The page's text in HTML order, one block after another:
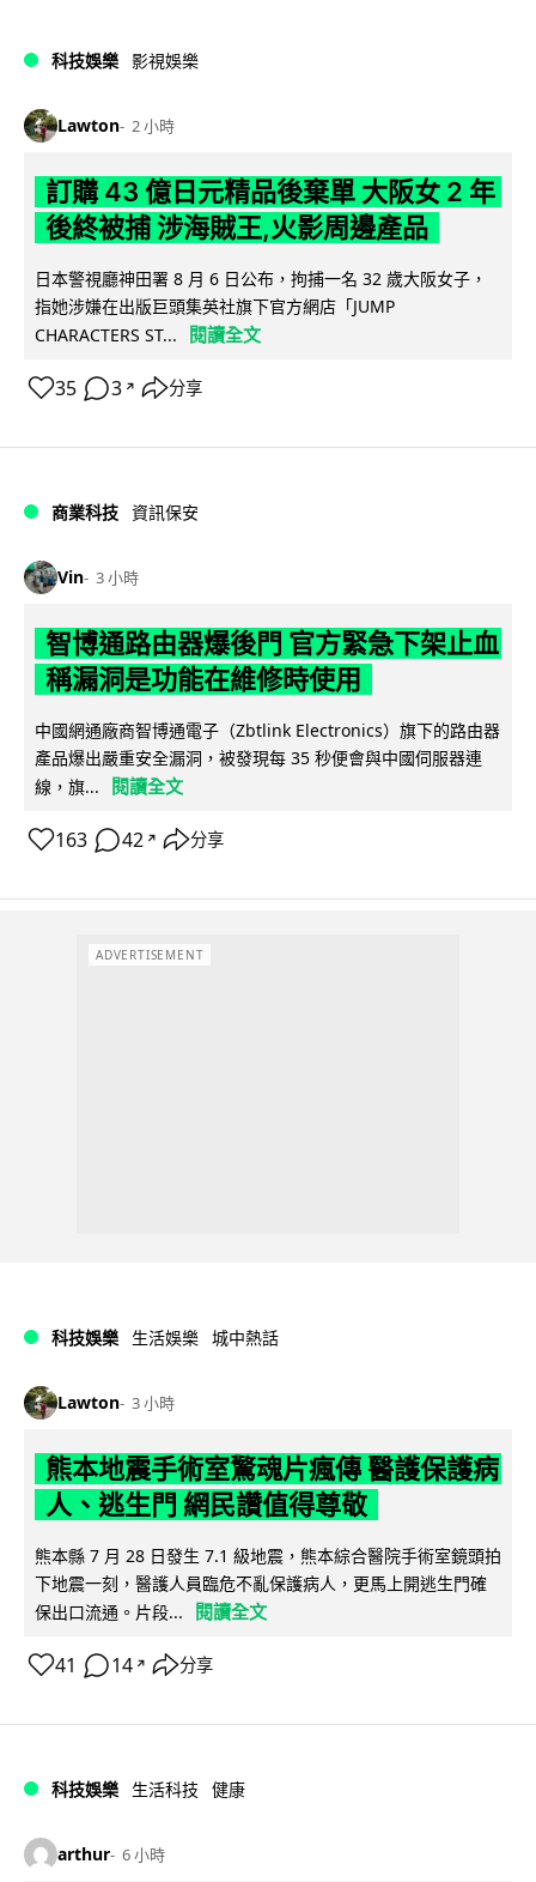
科技娛樂 影視娛樂
Lawton 2 小時
訂購 43 億日元精品後棄單 大阪女 2 年
後終被捕 涉海賊王,火影周邊產品
日本警視廳神田署 8 月 6 日公布，拘捕一名 32 歲大阪女子，
指她涉嫌在出版巨頭集英社旗下官方網店「JUMP
CHARACTERS ST...
閱讀全文
35 3 ↗ 分享
商業科技 資訊保安
Vin 3 小時
智博通路由器爆後門 官方緊急下架止血
稱漏洞是功能在維修時使用
中國網通廠商智博通電子（Zbtlink Electronics）旗下的路由器
產品爆出嚴重安全漏洞，被發現每 35 秒便會與中國伺服器連
線，旗...
閱讀全文
163 42 ↗ 分享
ADVERTISEMENT
科技娛樂 生活娛樂 城中熱話
Lawton 3 小時
熊本地震手術室驚魂片瘋傳 醫護保護病
人、逃生門 網民讚值得尊敬
熊本縣 7 月 28 日發生 7.1 級地震，熊本綜合醫院手術室鏡頭拍
下地震一刻，醫護人員臨危不亂保護病人，更馬上開逃生門確
保出口流通。片段...
閱讀全文
41 14 ↗ 分享
科技娛樂 生活科技 健康
arthur 6 小時